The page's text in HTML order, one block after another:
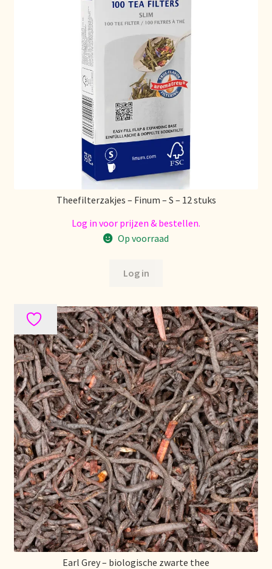
Pagos y descuentos
Paiement et réductions
Payment and discounts
Pedidos y plazos de entrega
Personal Branding
Politique tarifaire
Preispolitik
Pricing policy
Prijsbeleid
Privacy statement
Privacyverklaring
Product range
Questions relatives aux stocks
Theefilterzakjes – Finum – S – 12 stuks
Log in voor prijzen & bestellen.
Op voorraad
Log in
Earl Grey – biologische zwarte thee